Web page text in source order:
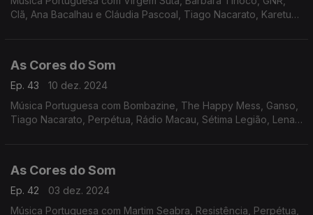
Clã, Ana Bacalhau e Cláudia Pascoal, Tiago Nacarato, Karetus
As Cores do Som
Ep. 43
10 dez. 2024
Música Portuguesa com Bombazine, The Happy Mess, Ganso,
Tiago Nacarato, Perpétua, Rádio Macau, Sétima Legião, Lena
As Cores do Som
Ep. 42
03 dez. 2024
Música Portuguesa com Martim Seabra, Resistência, Perpétua,